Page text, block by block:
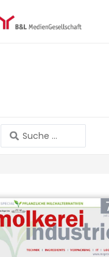
Search
...